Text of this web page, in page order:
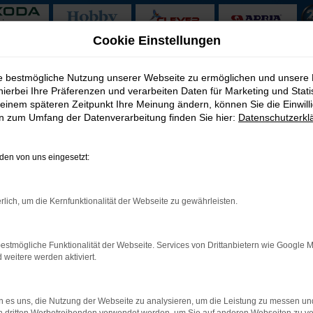
nach Wernigerode
Modell für Wernigerode? Die Antwort ist nicht leicht zu geben
dieses Fahrzeugs bereits kennen. Das Modell ist
Extras. Für Ihre Mobilität in Wernigerode könnte es kein
wir gerne auch Ihren aktuellen Gebrauchtwagen in Zahlung
Network Error
ist ein Fehler aufgetreten.
Cookie Einstellungen
bestmögliche Nutzung unserer Webseite zu ermöglichen und unsere
Ihre Präferenzen und verarbeiten Daten für Marketing und
späteren Zeitpunkt Ihre Meinung ändern, können Sie die
zum Umfang der Datenverarbeitung finden Sie hier:
von uns eingesetzt:
um die Kernfunktionalität der Webseite zu gewährleisten.
Funktionalität der Webseite. Services von Drittanbietern wie Google
weitere werden aktiviert.
es uns, die Nutzung der Webseite zu analysieren, um die Leistung zu messen